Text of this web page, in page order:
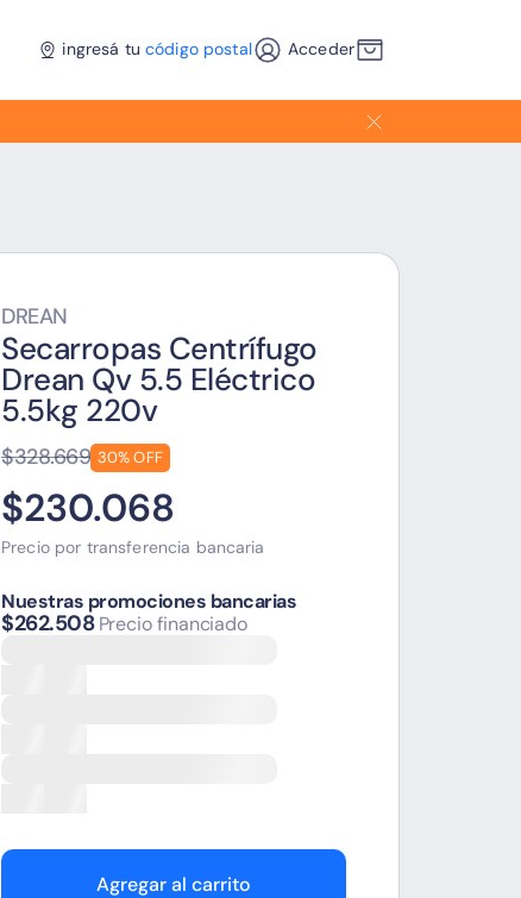
ingresá tucódigo postal Acceder
DREAN
Secarropas Centrífugo
Drean Qv 5.5 Eléctrico
5.5kg 220v
$328.669 30% OFF
$230.068
Precio por transferencia bancaria
Nuestras promociones bancarias
$262.508Precio financiado
Agregar al carrito